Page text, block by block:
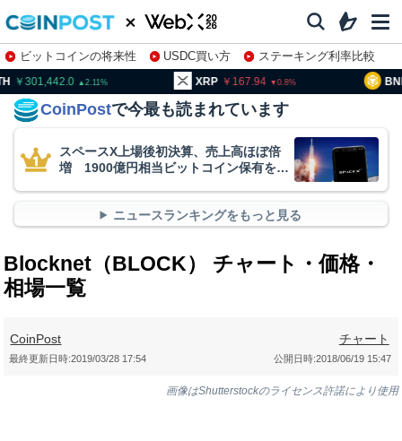
ビットコインの将来性 USDC買い方
ステーキング利率比較
株特集・関連銘柄
2.11 XRP 167.94 0.8 BNB
CoinPostで今最も読まれています
スペースX上場後初決算、売上高ほぼ倍
増 1900億円相当ビットコイン保有を継
ニュースランキングをもっと見る
Blocknet（BLOCK） チャート・価格・
相場一覧
CoinPost チャート
公開日時:2018/06/19 15:47
最終更新日時:2019/03/28 17:54
画像はShutterstockのライセンス許諾により使用